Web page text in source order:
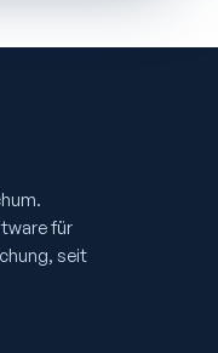
für
seit